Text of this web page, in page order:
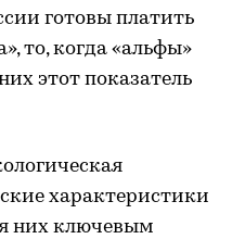
готовы платить
то, когда «альфы»
этот показатель
характеристики
них ключевым